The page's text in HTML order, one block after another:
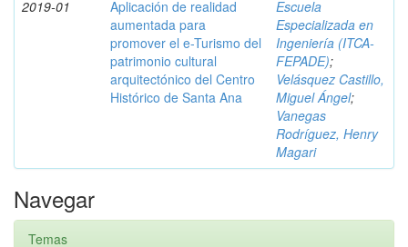
2019-01
Aplicación de realidad
aumentada para
promover el e-Turismo del
patrimonio cultural
arquitectónico del Centro
Histórico de Santa Ana
Escuela
Especializada en
Ingeniería (ITCA-
FEPADE);
Velásquez Castillo,
Miguel Ángel;
Vanegas
Rodríguez, Henry
Magari
Navegar
Temas